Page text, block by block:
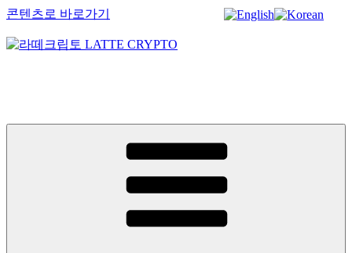
콘텐츠로 바로가기